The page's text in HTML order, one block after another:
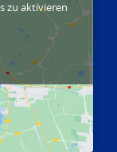
zu aktivieren